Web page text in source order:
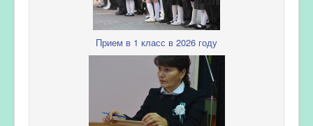
Прием в 1 класс в 2026 году